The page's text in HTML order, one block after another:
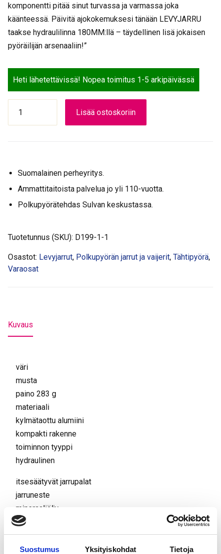
Suostumus Yksityiskohdat Tietoja
komponentti pitää sinut turvassa ja varmassa joka
käänteessä. Päivitä ajokokemuksesi tänään LEVYJARRU
taakse hydraulilinna 180MM:llä – täydellinen lisä jokaisen
pyöräilijän arsenaaliin!”
Heti lähetettävissä! Nopea toimitus 1-5 arkipäivässä
taakse
hydraullinen
Lisää ostoskoriin
Suomalainen perheyritys.
Ammattitaitoista palvelua jo yli 110-vuotta.
Polkupyörätehdas Sulvan keskustassa.
Tuotetunnus (SKU): D199-1-1
Osastot: Levyjarrut, Polkupyörän jarrut ja vaijerit, Tähtipyörä,
Varaosat
Kuvaus
väri
musta
paino 283 g
materiaali
kylmätaottu alumiini
kompakti rakenne
toiminnon tyyppi
hydraulinen
itsesäätyvät jarrupalat
jarruneste
mineraaliöljy
jarrulevy
160 mm, takana
levyjarrun liitäntä